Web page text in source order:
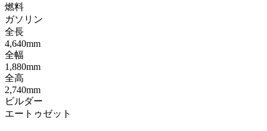
燃料
ガソリン
全長
4,640mm
全幅
1,880mm
全高
2,740mm
ビルダー
エートゥゼット